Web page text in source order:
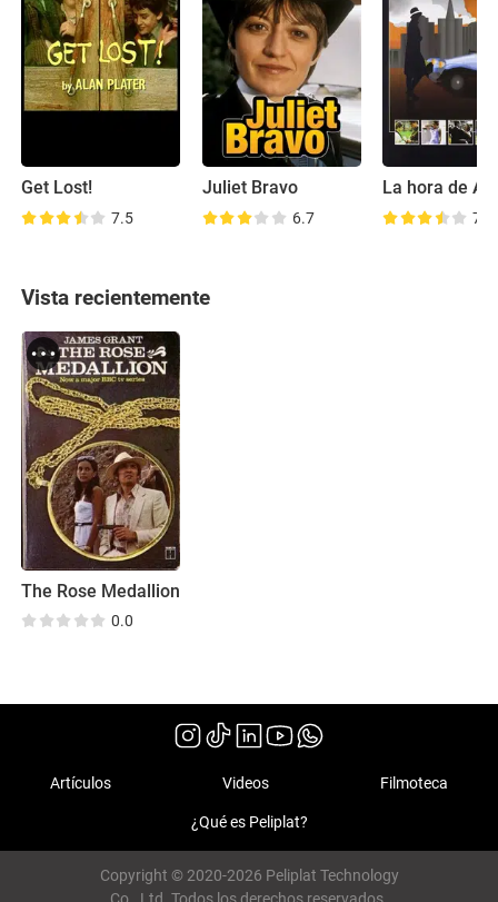
Get Lost!
7.5
Juliet Bravo
6.7 7.1
Vista recientemente
The Rose Medallion
0.0
Artículos Videos Filmoteca
¿Qué es Peliplat?
Copyright © 2020-2026 Peliplat Technology
Co., Ltd. Todos los derechos reservados.